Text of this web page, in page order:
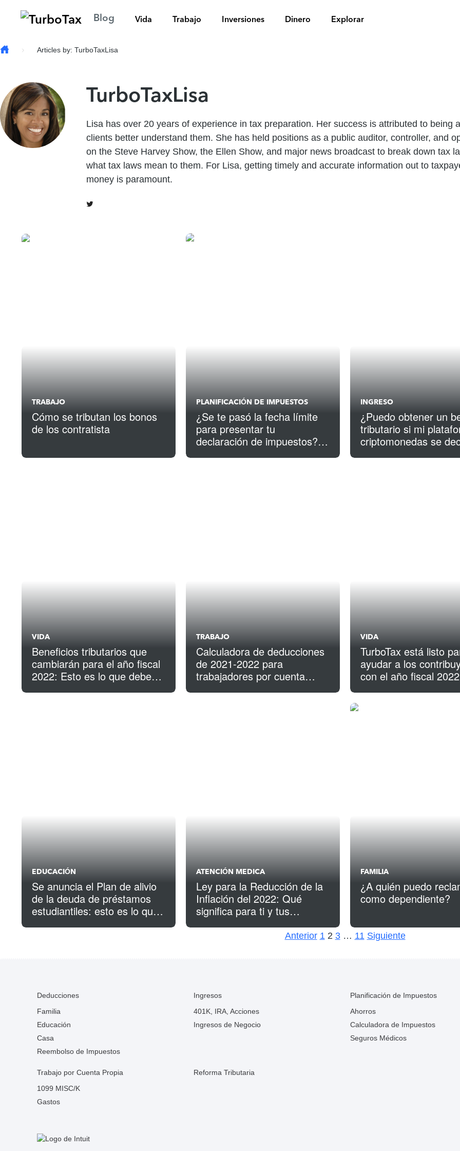
Skip to main contentBlog Vida Trabajo Inversiones Dinero Explorar
Articles by: TurboTaxLisa
TurboTaxLisa
Lisa has over 20 years of experience in tax preparation. Her success is attributed to being
clients better understand them. She has held positions as a public auditor, controller, and
on the Steve Harvey Show, the Ellen Show, and major news broadcast to break down tax
what tax laws mean to them. For Lisa, getting timely and accurate information out to
money is paramount.
TRABAJO
Cómo se tributan los bonos
de los contratista
PLANIFICACIÓN DE IMPUESTOS
¿Se te pasó la fecha límite
para presentar tu
declaración de impuestos?
INGRESO
¿Puedo obtener un
tributario si mi
criptomonedas se
VIDA
Beneficios tributarios que
cambiarán para el año fiscal
2022: Esto es lo que debes
TRABAJO
Calculadora de deducciones
de 2021-2022 para
trabajadores por cuenta
VIDA
TurboTax está listo
ayudar a los
con el año fiscal 2022
EDUCACIÓN
Se anuncia el Plan de alivio
de la deuda de préstamos
estudiantiles: esto es lo que
ATENCIÓN MEDICA
Ley para la Reducción de la
Inflación del 2022: Qué
significa para ti y tus
FAMILIA
¿A quién puedo
como dependiente?
Anterior 1 2 3 … 11 Siguiente
Deducciones
Familia
Educación
Casa
Reembolso de Impuestos
Ingresos
401K, IRA, Acciones
Ingresos de Negocio
Planificación de Impuestos
Ahorros
Calculadora de Impuestos
Seguros Médicos
Trabajo por Cuenta Propia
1099 MISC/K
Gastos
Reforma Tributaria